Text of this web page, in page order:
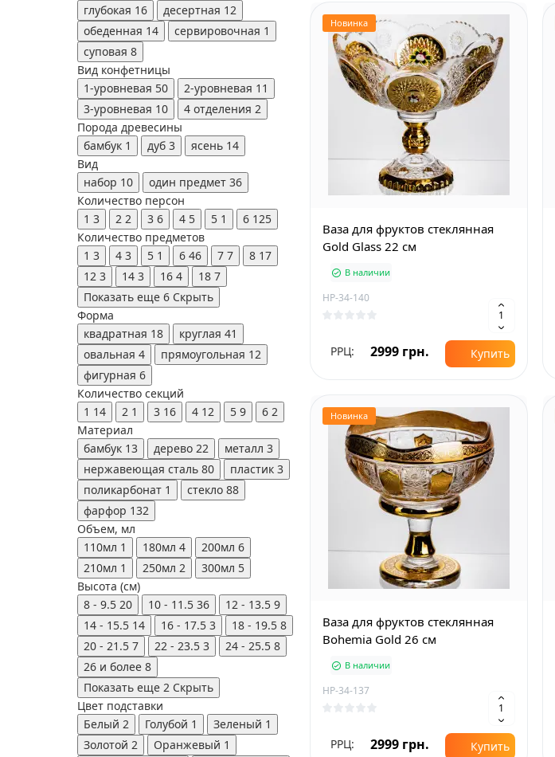
глубокая 16 десертная 12
обеденная 14 сервировочная 1
суповая 8
Вид конфетницы
1-уровневая 50 2-уровневая 11
3-уровневая 10 4 отделения 2
Порода древесины
бамбук 1 дуб 3 ясень 14
Вид
набор 10 один предмет 36
Количество персон
1 3 2 2 3 6 4 5 5 1 6 125
Количество предметов
1 3 4 3 5 1 6 46 7 7 8 17
12 3 14 3 16 4 18 7
Показать еще 6 Скрыть
Форма
квадратная 18 круглая 41
овальная 4 прямоугольная 12
фигурная 6
Количество секций
1 14 2 1 3 16 4 12 5 9 6 2
Материал
бамбук 13 дерево 22 металл 3
нержавеющая сталь 80 пластик 3
поликарбонат 1 стекло 88
фарфор 132
Объем, мл
110мл 1 180мл 4 200мл 6
210мл 1 250мл 2 300мл 5
Высота (см)
8 - 9.5 20 10 - 11.5 36 12 - 13.5 9
14 - 15.5 14 16 - 17.5 3 18 - 19.5 8
20 - 21.5 7 22 - 23.5 3 24 - 25.5 8
26 и более 8
Показать еще 2 Скрыть
Цвет подставки
Белый 2 Голубой 1 Зеленый 1
Золотой 2 Оранжевый 1
Новинка
Ваза для фруктов стеклянная
Gold Glass 22 см
В наличии
HP-34-140
РРЦ: 2999 грн. Купить
Новинка
Ваза для фруктов стеклянная
Bohemia Gold 26 см
В наличии
HP-34-137
РРЦ: 2999 грн. Купить